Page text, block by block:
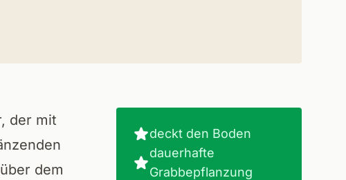
deckt den Boden
dauerhafte
Grabbepflanzung
der mit
dem